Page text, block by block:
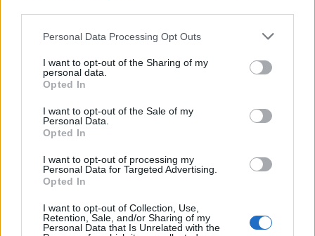
Personal Data Processing Opt Outs
I want to opt-out of the Sharing of my
personal data.
Opted In
I want to opt-out of the Sale of my
Personal Data.
Opted In
I want to opt-out of processing my
Personal Data for Targeted Advertising.
Opted In
I want to opt-out of Collection, Use,
Retention, Sale, and/or Sharing of my
Personal Data that Is Unrelated with the
Ахмети кажа што го мачи:
СЛУШАМ, САКААТ ДА СЕ СУДИ
ЗА ВОЕНИТЕ ЗЛОСТРОСТВА НА
УЧК...
ИСТОРИСКО ОБЕДИНУВАЊЕ НА
НАЦИОНАЛЕН СОЈУЗ
Црна Гора
ПРЕДУПРЕДЕНИ СЕ: „Бугарија
одлука“
ТЕМПЕРАТУРАТА ВО СРЕДА ЌЕ